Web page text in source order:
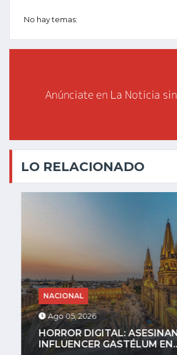
No hay temas:
LO RELACIONADO
NACIONAL
Ago 05, 2026
HORROR DIGITAL: ASESINAN A
INFLUENCER GASTÉLUM EN...